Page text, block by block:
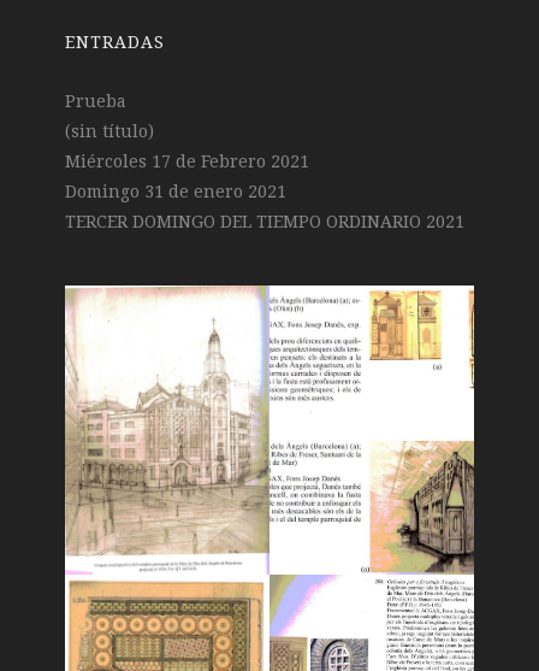
ENTRADAS
Prueba
(sin título)
Miércoles 17 de Febrero 2021
Domingo 31 de enero 2021
TERCER DOMINGO DEL TIEMPO ORDINARIO 2021